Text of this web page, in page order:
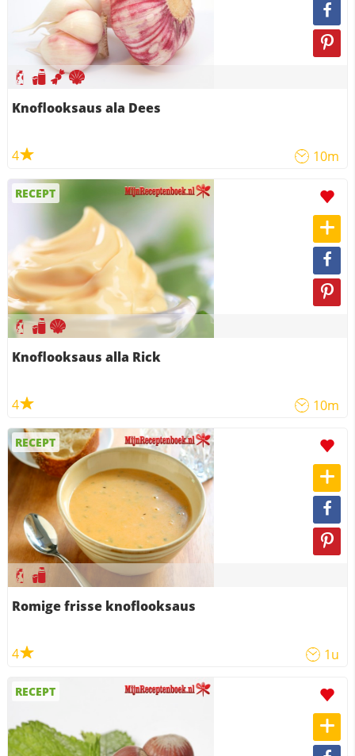
Knoflooksaus ala Dees
4 10m
RECEPT
Knoflooksaus alla Rick
4 10m
RECEPT
Romige frisse knoflooksaus
4 1u
RECEPT